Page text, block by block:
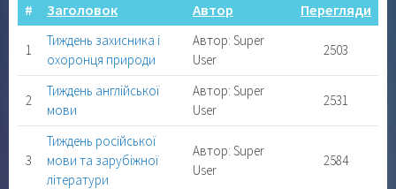
# Заголовок Автор Перегляди
1
Тиждень захисника і
охоронця природи
Автор: Super
User
2503
2
Тиждень англійської
мови
Автор: Super
User
2531
3
Тиждень російської
мови та зарубіжної
літератури
Автор: Super
User
2584